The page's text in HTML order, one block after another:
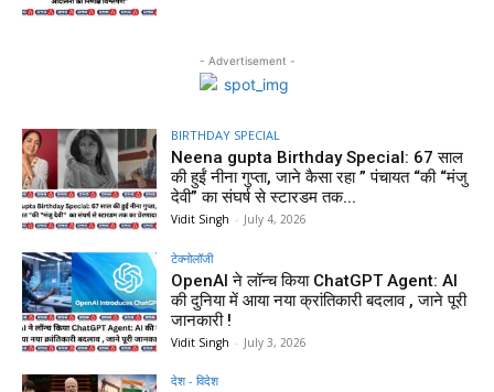
- Advertisement -
BIRTHDAY SPECIAL
Neena gupta Birthday Special: 67 साल
की हुईं नीना गुप्ता, जाने कैसा रहा ” पंचायत “की “मंजु
देवी” का संघर्ष से स्टारडम तक...
Vidit Singh - July 4, 2026
टेक्नोलॉजी
OpenAI ने लॉन्च किया ChatGPT Agent: AI
की दुनिया में आया नया क्रांतिकारी बदलाव , जाने पूरी
जानकारी !
Vidit Singh - July 3, 2026
देश - विदेश